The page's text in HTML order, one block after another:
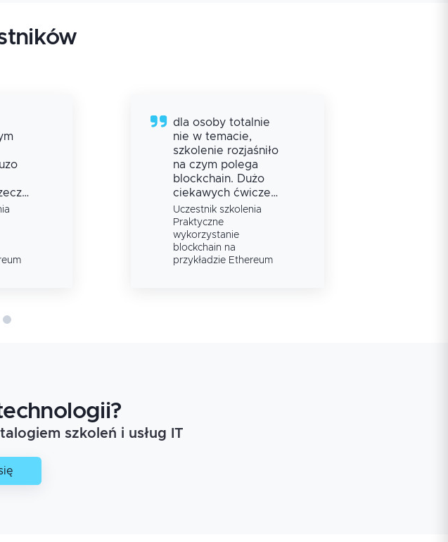
dla osoby totalnie
nie w temacie,
szkolenie rozjaśniło
na czym polega
blockchain. Dużo
ciekawych ćwiczeń,
pomoc od
prowadzącego gdy
coś było nie jasne.
Polecam ;)
Uczestnik szkolenia
Praktyczne
wykorzystanie
blockchain na
przykładzie Ethereum
szkoleń i usług IT